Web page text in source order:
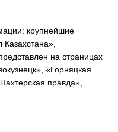
крупнейшие
на страницах
«Горняцкая
правда»,